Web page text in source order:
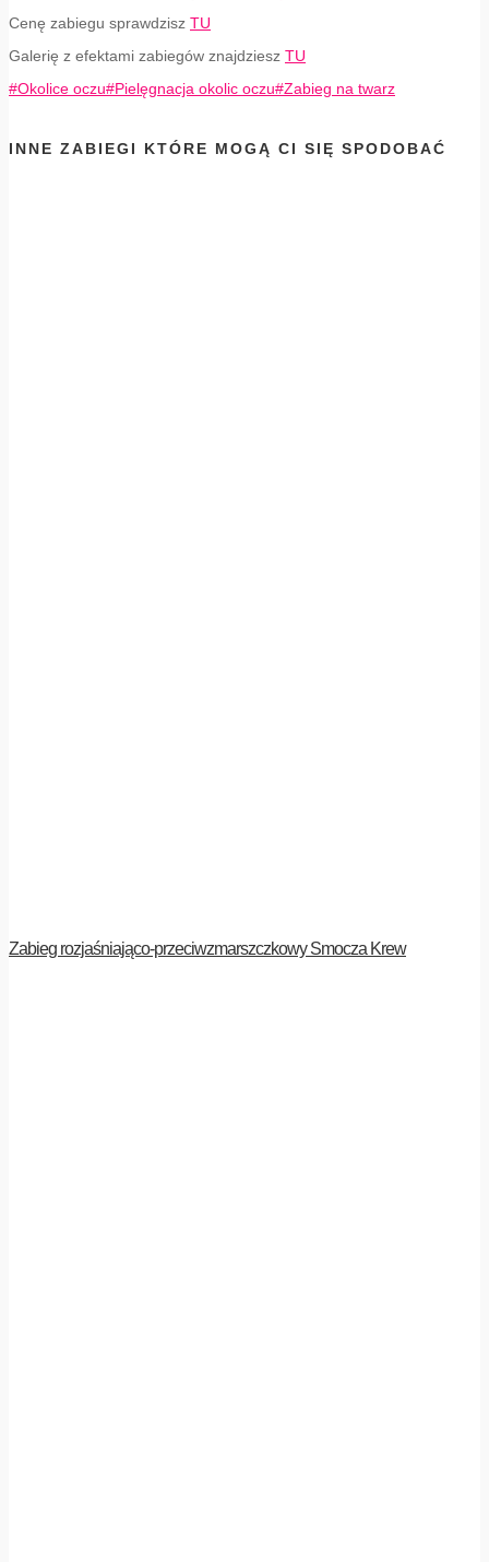
Cenę zabiegu sprawdzisz TU
Galerię z efektami zabiegów znajdziesz TU
#Okolice oczu#Pielęgnacja okolic oczu#Zabieg na twarz
INNE ZABIEGI KTÓRE MOGĄ CI SIĘ SPODOBAĆ
Zabieg rozjaśniająco-przeciwzmarszczkowy Smocza Krew